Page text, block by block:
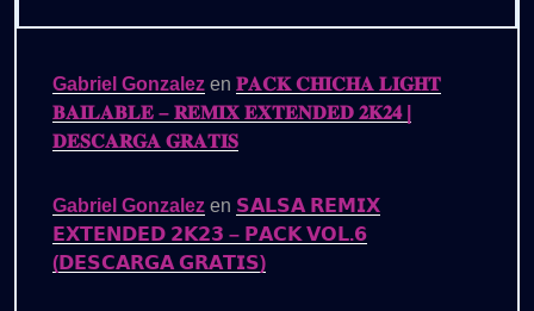
Gabriel Gonzalez en 𝐏𝐀𝐂𝐊 𝐂𝐇𝐈𝐂𝐇𝐀 𝐋𝐈𝐆𝐇𝐓
𝐁𝐀𝐈𝐋𝐀𝐁𝐋𝐄 – 𝐑𝐄𝐌𝐈𝐗 𝐄𝐗𝐓𝐄𝐍𝐃𝐄𝐃 𝟐𝐊𝟐𝟒 |
𝐃𝐄𝐒𝐂𝐀𝐑𝐆𝐀 𝐆𝐑𝐀𝐓𝐈𝐒
Gabriel Gonzalez en 𝗦𝗔𝗟𝗦𝗔 𝗥𝗘𝗠𝗜𝗫
𝗘𝗫𝗧𝗘𝗡𝗗𝗘𝗗 𝟮𝗞𝟮𝟯 – 𝗣𝗔𝗖𝗞 𝗩𝗢𝗟.𝟲
(𝗗𝗘𝗦𝗖𝗔𝗥𝗚𝗔 𝗚𝗥𝗔𝗧𝗜𝗦)